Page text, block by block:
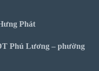
Phát
Phú Lương – phường